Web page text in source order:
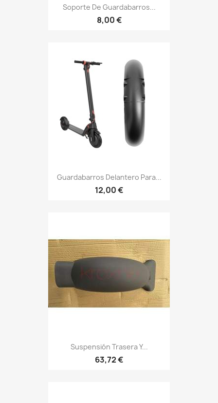
Soporte De Guardabarros...
8,00 €
Guardabarros Delantero Para...
12,00 €
Suspensión Trasera Y...
63,72 €